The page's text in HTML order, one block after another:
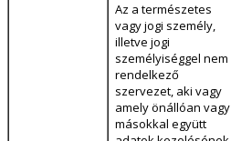
Az a természetes
vagy jogi személy,
illetve jogi
személyiséggel nem
rendelkező
szervezet, aki vagy
amely önállóan vagy
másokkal együtt